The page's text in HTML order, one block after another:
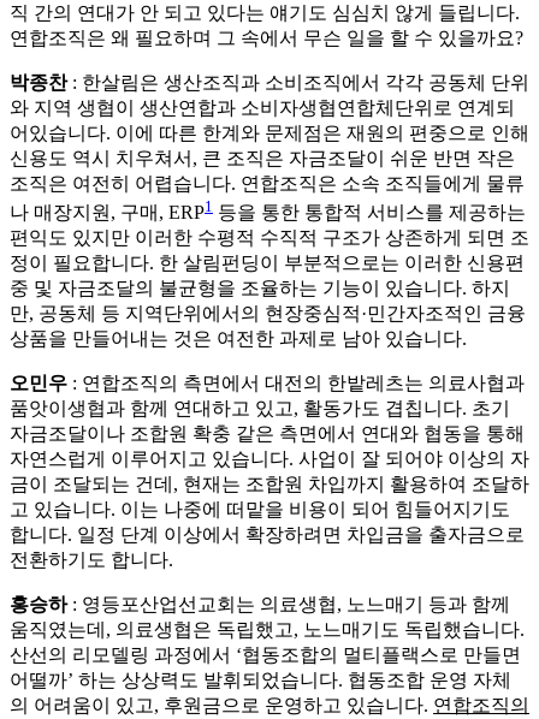
직 간의 연대가 안 되고 있다는 얘기도 심심치 않게 들립니다.
연합조직은 왜 필요하며 그 속에서 무슨 일을 할 수 있을까요?
박종찬: 한살림은 생산조직과 소비조직에서 각각 공동체 단위
와 지역 생협이 생산연합과 소비자생협연합체단위로 연계되
어있습니다. 이에 따른 한계와 문제점은 재원의 편중으로 인해
신용도 역시 치우쳐서, 큰 조직은 자금조달이 쉬운 반면 작은
조직은 여전히 어렵습니다. 연합조직은 소속 조직들에게 물류
나 매장지원, 구매, ERP1 등을 통한 통합적 서비스를 제공하는
편익도 있지만 이러한 수평적 수직적 구조가 상존하게 되면 조
정이 필요합니다. 한 살림펀딩이 부분적으로는 이러한 신용편
중 및 자금조달의 불균형을 조율하는 기능이 있습니다. 하지
만, 공동체 등 지역단위에서의 현장중심적·민간자조적인 금융
상품을 만들어내는 것은 여전한 과제로 남아 있습니다.
오민우 : 연합조직의 측면에서 대전의 한밭레츠는 의료사협과
품앗이생협과 함께 연대하고 있고, 활동가도 겹칩니다. 초기
자금조달이나 조합원 확충 같은 측면에서 연대와 협동을 통해
자연스럽게 이루어지고 있습니다. 사업이 잘 되어야 이상의 자
금이 조달되는 건데, 현재는 조합원 차입까지 활용하여 조달하
고 있습니다. 이는 나중에 떠맡을 비용이 되어 힘들어지기도
합니다. 일정 단계 이상에서 확장하려면 차입금을 출자금으로
전환하기도 합니다.
홍승하: 영등포산업선교회는 의료생협, 노느매기 등과 함께
움직였는데, 의료생협은 독립했고, 노느매기도 독립했습니다.
산선의 리모델링 과정에서 ‘협동조합의 멀티플랙스로 만들면
어떨까’ 하는 상상력도 발휘되었습니다. 협동조합 운영 자체
의 어려움이 있고, 후원금으로 운영하고 있습니다. 연합조직의